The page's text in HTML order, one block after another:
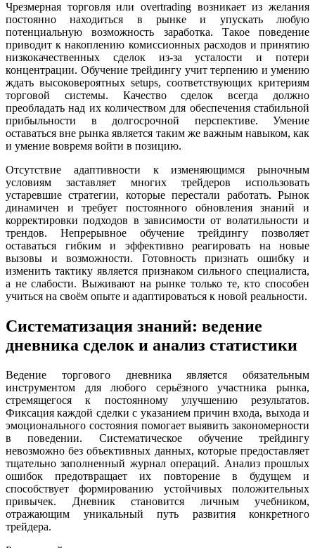
Чрезмерная торговля или overtrading возникает из желания
постоянно находиться в рынке и упускать любую
потенциальную возможность заработка. Такое поведение
приводит к накоплению комиссионных расходов и принятию
низкокачественных сделок из-за усталости и потери
концентрации. Обучение трейдингу учит терпению и умению
ждать высоковероятных setups, соответствующих критериям
торговой системы. Качество сделок всегда должно
преобладать над их количеством для обеспечения стабильной
прибыльности в долгосрочной перспективе. Умение
оставаться вне рынка является таким же важным навыком, как
и умение вовремя войти в позицию.
Отсутствие адаптивности к изменяющимся рыночным
условиям заставляет многих трейдеров использовать
устаревшие стратегии, которые перестали работать. Рынок
динамичен и требует постоянного обновления знаний и
корректировки подходов в зависимости от волатильности и
трендов. Непрерывное обучение трейдингу позволяет
оставаться гибким и эффективно реагировать на новые
вызовы и возможности. Готовность признать ошибку и
изменить тактику является признаком сильного специалиста,
а не слабости. Выживают на рынке только те, кто способен
учиться на своём опыте и адаптироваться к новой реальности.
Систематизация знаний: ведение
дневника сделок и анализ статистики
Ведение торгового дневника является обязательным
инструментом для любого серьёзного участника рынка,
стремящегося к постоянному улучшению результатов.
Фиксация каждой сделки с указанием причин входа, выхода и
эмоционального состояния помогает выявить закономерности
в поведении. Систематическое обучение трейдингу
невозможно без объективных данных, которые предоставляет
тщательно заполненный журнал операций. Анализ прошлых
ошибок предотвращает их повторение в будущем и
способствует формированию устойчивых положительных
привычек. Дневник становится личным учебником,
отражающим уникальный путь развития конкретного
трейдера.